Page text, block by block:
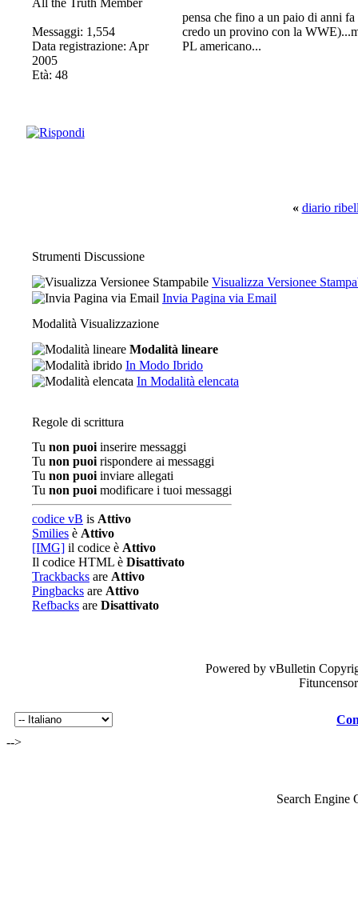
All the Truth Member
Messaggi: 1,554
Data registrazione: Apr
2005
Età: 48
pensa che fino a un paio di anni
credo un provino con la
PL americano...
« diario
Strumenti Discussione
Visualizza Versionee
Invia Pagina via Email
Modalità Visualizzazione
Modalità lineare
In Modo Ibrido
In Modalità elencata
Regole di scrittura
Tu non puoi inserire messaggi
Tu non puoi rispondere ai messaggi
Tu non puoi inviare allegati
Tu non puoi modificare i tuoi messaggi
codice vB is Attivo
Smilies è Attivo
[IMG] il codice è Attivo
Il codice HTML è Disattivato
Trackbacks are Attivo
Pingbacks are Attivo
Refbacks are Disattivato
Powered by vBulletin
-->
Search Engine